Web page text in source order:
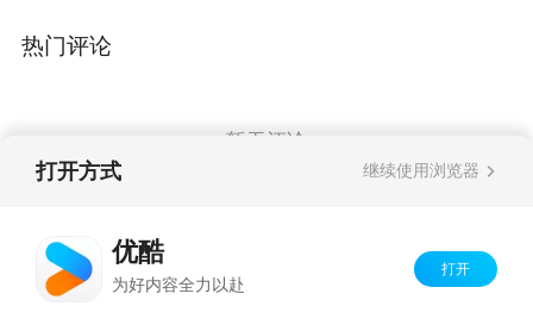
热门评论
暂无评论
打开方式 继续使用浏览器
优酷
为好内容全力以赴
打开